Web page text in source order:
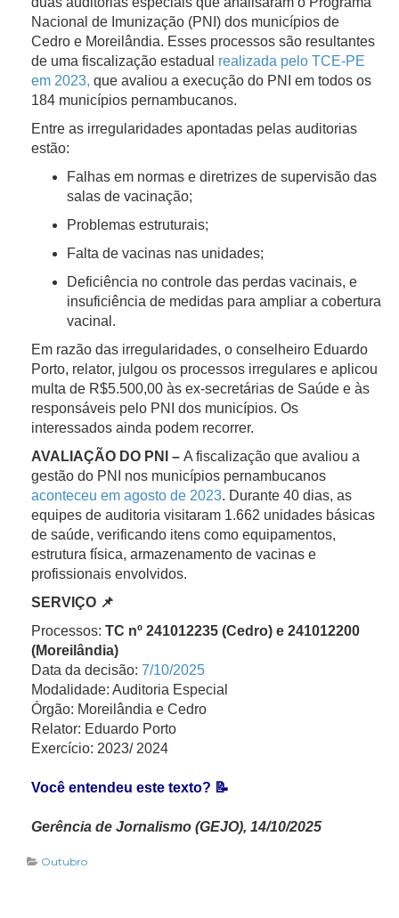
Nacional de Imunização (PNI) dos municípios de
Cedro e Moreilândia. Esses processos são resultantes
de uma fiscalização estadual realizada pelo TCE-PE
em 2023, que avaliou a execução do PNI em todos os
184 municípios pernambucanos.
Entre as irregularidades apontadas pelas auditorias
estão:
Falhas em normas e diretrizes de supervisão das
salas de vacinação;
Problemas estruturais;
Falta de vacinas nas unidades;
Deficiência no controle das perdas vacinais, e
insuficiência de medidas para ampliar a cobertura
vacinal.
Em razão das irregularidades, o conselheiro Eduardo
Porto, relator, julgou os processos irregulares e aplicou
multa de R$5.500,00 às ex-secretárias de Saúde e às
responsáveis pelo PNI dos municípios. Os
interessados ainda podem recorrer.
AVALIAÇÃO DO PNI – A fiscalização que avaliou a
gestão do PNI nos municípios pernambucanos
aconteceu em agosto de 2023. Durante 40 dias, as
equipes de auditoria visitaram 1.662 unidades básicas
de saúde, verificando itens como equipamentos,
estrutura física, armazenamento de vacinas e
profissionais envolvidos.
SERVIÇO 📌
Processos: TC nº 241012235 (Cedro) e 241012200
(Moreilândia)
Data da decisão: 7/10/2025
Modalidade: Auditoria Especial
Órgão: Moreilândia e Cedro
Relator: Eduardo Porto
Exercício: 2023/ 2024
Você entendeu este texto? 📝
Gerência de Jornalismo (GEJO), 14/10/2025
Outubro